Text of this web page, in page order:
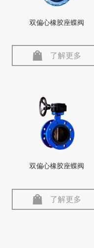
双偏心橡胶座蝶阀
了解更多
双偏心橡胶座蝶阀
了解更多